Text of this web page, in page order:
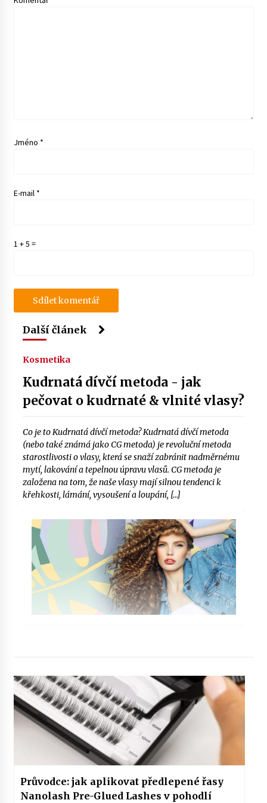
Jméno *
E-mail *
1 + 5 =
Další článek
Kosmetika
Kudrnatá dívčí metoda - jak
pečovat o kudrnaté & vlnité vlasy?
Co je to Kudrnatá dívčí metoda? Kudrnatá dívčí metoda
(nebo také známá jako CG metoda) je revoluční metoda
starostlivosti o vlasy, která se snaží zabránit nadměrnému
mytí, lakování a tepelnou úpravu vlasů. CG metoda je
založena na tom, že naše vlasy mají silnou tendenci k
křehkosti, lámání, vysoušení a loupání, […]
Průvodce: jak aplikovat předlepené řasy
Nanolash Pre-Glued Lashes v pohodlí